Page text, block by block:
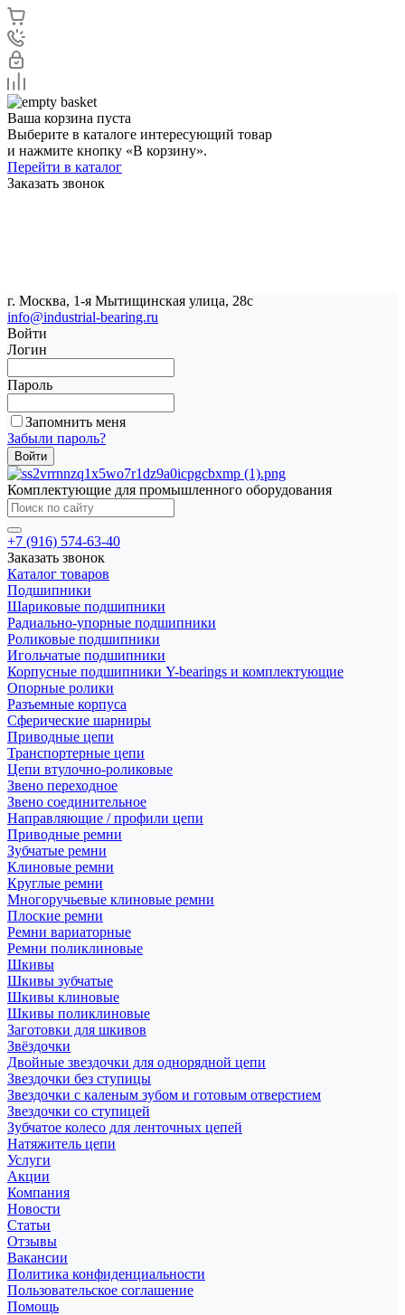
Ваша корзина пуста
Выберите в каталоге интересующий товар
и нажмите кнопку «В корзину».
Перейти в каталог
Заказать звонок
г. Москва, 1-я Мытищинская улица, 28с
info@industrial-bearing.ru
Войти
Логин
Пароль
Запомнить меня
Забыли пароль?
Комплектующие для промышленного оборудования
+7 (916) 574-63-40
Заказать звонок
Каталог товаров
Подшипники
Шариковые подшипники
Радиально-упорные подшипники
Роликовые подшипники
Игольчатые подшипники
Корпусные подшипники Y-bearings и комплектующие
Опорные ролики
Разъемные корпуса
Сферические шарниры
Приводные цепи
Транспортерные цепи
Цепи втулочно-роликовые
Звено переходное
Звено соединительное
Направляющие / профили цепи
Приводные ремни
Зубчатые ремни
Клиновые ремни
Круглые ремни
Многоручьевые клиновые ремни
Плоские ремни
Ремни вариаторные
Ремни поликлиновые
Шкивы
Шкивы зубчатые
Шкивы клиновые
Шкивы поликлиновые
Заготовки для шкивов
Звёздочки
Двойные звездочки для однорядной цепи
Звездочки без ступицы
Звездочки с каленым зубом и готовым отверстием
Звездочки со ступицей
Зубчатое колесо для ленточных цепей
Натяжитель цепи
Услуги
Акции
Компания
Новости
Статьи
Отзывы
Вакансии
Политика конфиденциальности
Пользовательское соглашение
Помощь